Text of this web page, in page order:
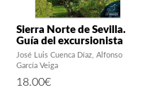
Sierra Norte de Sevilla.
Guía del excursionista
José Luis Cuenca Díaz Alfonso
García Veiga
18.00€